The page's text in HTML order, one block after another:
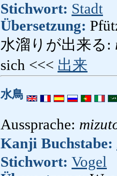
Stichwort: Stadt
Übersetzung:
水溜りが出来る:
sich <<< 出来
水鳥
Aussprache:
Kanji Buchstabe:
Stichwort: Vogel